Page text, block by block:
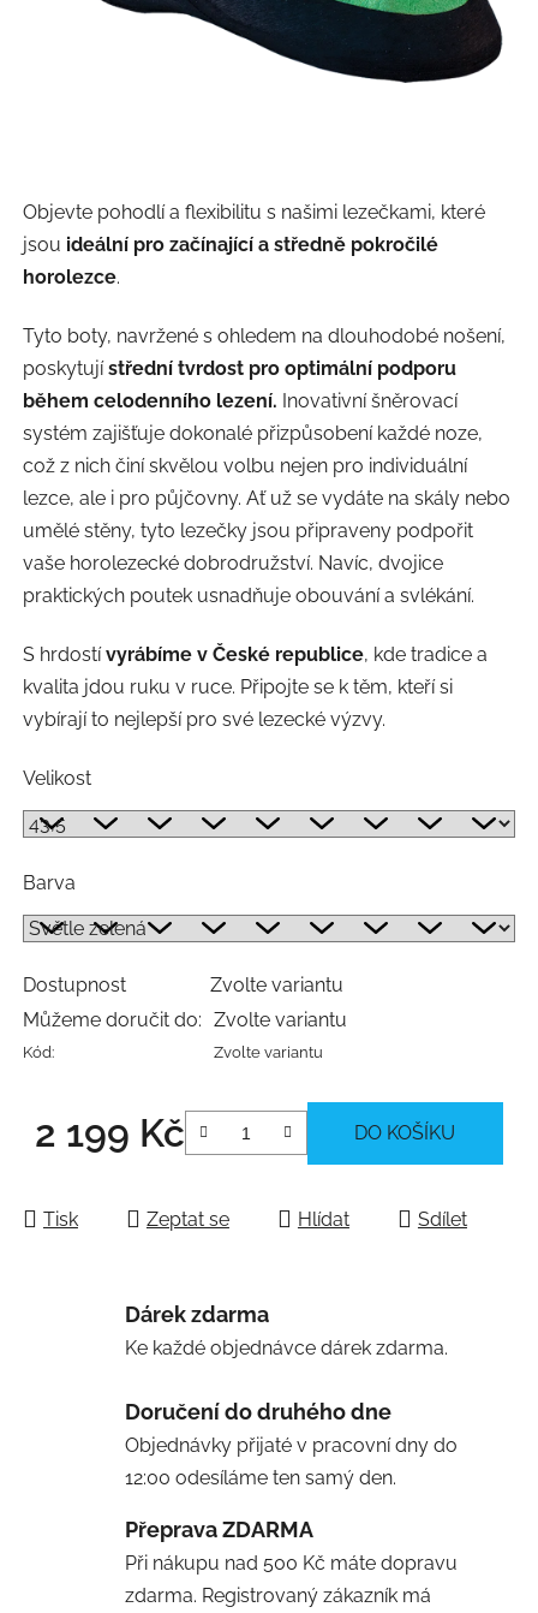
Objevte pohodlí a flexibilitu s našimi lezečkami, které
jsou ideální pro začínající a středně pokročilé
horolezce.
Tyto boty, navržené s ohledem na dlouhodobé nošení,
poskytujístřední tvrdost pro optimální podporu
během celodenního lezení. Inovativní šněrovací
systém zajišťuje dokonalé přizpůsobení každé noze,
což z nich činí skvělou volbu nejen pro individuální
lezce, ale i pro půjčovny. Ať už se vydáte na skály nebo
umělé stěny, tyto lezečky jsou připraveny podpořit
vaše horolezecké dobrodružství. Navíc, dvojice
praktických poutek usnadňuje obouvání a svlékání.
S hrdostívyrábíme v České republice, kde tradice a
kvalita jdou ruku v ruce. Připojte se k těm, kteří si
vybírají to nejlepší pro své lezecké výzvy.
Velikost
Barva
Dostupnost
Zvolte variantu
Můžeme doručit do: Zvolte variantu
Kód: Zvolte variantu
2 199 Kč DO KOŠÍKU
Tisk Zeptat se Hlídat Sdílet
Dárek zdarma
Ke každé objednávce dárek zdarma.
Doručení do druhého dne
Objednávky přijaté v pracovní dny do
12:00 odesíláme ten samý den.
Přeprava ZDARMA
Při nákupu nad 500 Kč máte dopravu
zdarma. Registrovaný zákazník má